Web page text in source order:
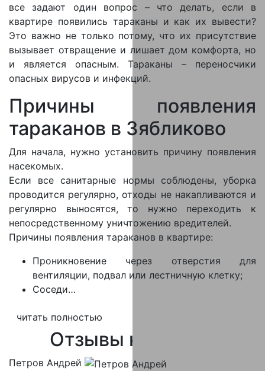
все задают один вопрос – что делать, если в
квартире появились тараканы и как их вывести?
Это важно не только потому, что их присутствие
вызывает отвращение и лишает дом комфорта, но
и является опасным. Тараканы – переносчики
опасных вирусов и инфекций.
Причины появления
тараканов в Зябликово
Для начала, нужно установить причину появления
насекомых.
Если все санитарные нормы соблюдены, уборка
проводится регулярно, отходы не накапливаются и
регулярно выносятся, то нужно переходить к
непосредственному уничтожению вредителей.
Причины появления тараканов в квартире:
Проникновение через отверстия для
вентиляции, подвал или лестничную клетку;
Соседи…
читать полностью
Отзывы клиентов
Петров Андрей